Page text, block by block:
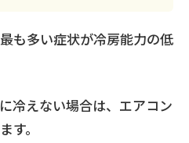
も多い症状が冷房能力の低
冷えない場合は、エアコン
す。